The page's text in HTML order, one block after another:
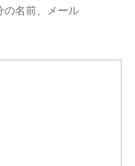
の名前、メール